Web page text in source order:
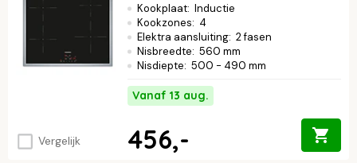
Vergelijk
Kookplaat: Inductie
Kookzones: 4
Elektra aansluiting: 2 fasen
Nisbreedte: 560 mm
Nisdiepte: 500 - 490 mm
Vanaf 13 aug.
456,-